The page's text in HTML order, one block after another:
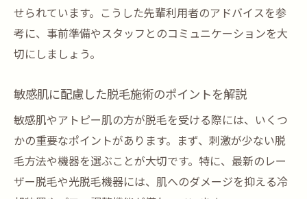
せられています。こうした先輩利用者のアドバイスを参
考に、事前準備やスタッフとのコミュニケーションを大
切にしましょう。
敏感肌に配慮した脱毛施術のポイントを解説
敏感肌やアトピー肌の方が脱毛を受ける際には、いくつ
かの重要なポイントがあります。まず、刺激が少ない脱
毛方法や機器を選ぶことが大切です。特に、最新のレー
ザー脱毛や光脱毛機器には、肌へのダメージを抑える冷